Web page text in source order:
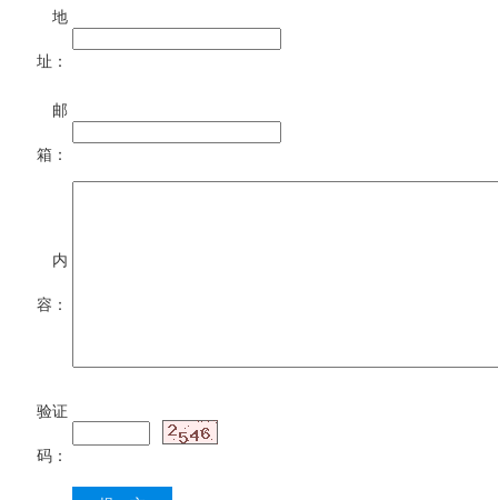
地
址：
邮
箱：
内
容：
验证
码：